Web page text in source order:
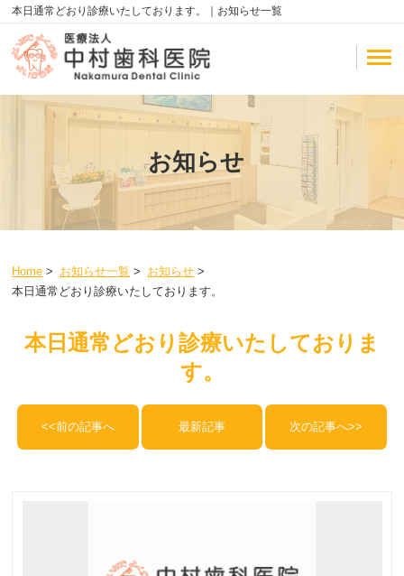
本日通常どおり診療いたしております。｜お知らせ一覧
お知らせ
Home > お知らせ一覧 > お知らせ >
本日通常どおり診療いたしております。
本日通常どおり診療いたしておりま
す。
<<前の記事へ 最新記事 次の記事へ>>